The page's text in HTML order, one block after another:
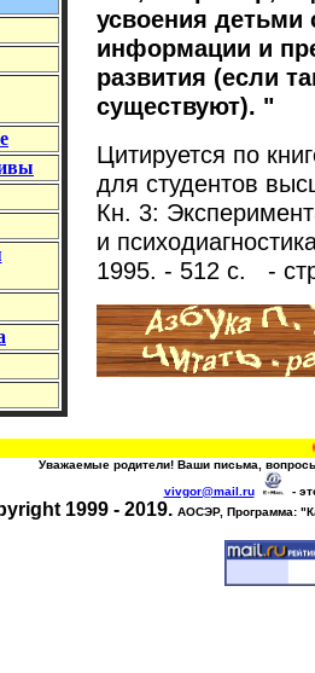
усвоения
информации и
развития (если
существуют). "
Цитируется по
для студентов
Кн. 3:
и
1995. - 512 с. -
Уважаемые родители! Ваши письма,
vivgor@mail.ru
-
1999 - 2019. АОСЭР, Программа: